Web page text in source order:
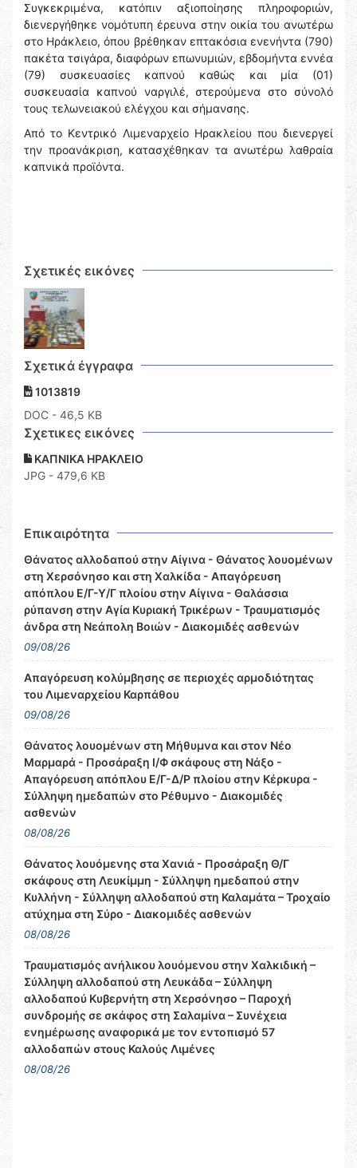
Συγκεκριμένα, κατόπιν αξιοποίησης πληροφοριών,
διενεργήθηκε νομότυπη έρευνα στην οικία του ανωτέρω
στο Ηράκλειο, όπου βρέθηκαν επτακόσια ενενήντα (790)
πακέτα τσιγάρα, διαφόρων επωνυμιών, εβδομήντα εννέα
(79) συσκευασίες καπνού καθώς και μία (01)
συσκευασία καπνού ναργιλέ, στερούμενα στο σύνολό
τους τελωνειακού ελέγχου και σήμανσης.
Από το Κεντρικό Λιμεναρχείο Ηρακλείου που διενεργεί
την προανάκριση, κατασχέθηκαν τα ανωτέρω λαθραία
καπνικά προϊόντα.
Σχετικές εικόνες
Σχετικά έγγραφα
1013819
DOC - 46,5 KB
Σχετικες εικόνες
ΚΑΠΝΙΚΑ ΗΡΑΚΛΕΙΟ
JPG - 479,6 KB
Επικαιρότητα
Θάνατος αλλοδαπού στην Αίγινα - Θάνατος λουομένων
στη Χερσόνησο και στη Χαλκίδα - Απαγόρευση
απόπλου Ε/Γ-Υ/Γ πλοίου στην Αίγινα - Θαλάσσια
ρύπανση στην Αγία Κυριακή Τρικέρων - Τραυματισμός
άνδρα στη Νεάπολη Βοιών - Διακομιδές ασθενών
09/08/26
Απαγόρευση κολύμβησης σε περιοχές αρμοδιότητας
του Λιμεναρχείου Καρπάθου
09/08/26
Θάνατος λουομένων στη Μήθυμνα και στον Νέο
Μαρμαρά - Προσάραξη Ι/Φ σκάφους στη Νάξο -
Απαγόρευση απόπλου Ε/Γ-Δ/Ρ πλοίου στην Κέρκυρα -
Σύλληψη ημεδαπών στο Ρέθυμνο - Διακομιδές
ασθενών
08/08/26
Θάνατος λουόμενης στα Χανιά - Προσάραξη Θ/Γ
σκάφους στη Λευκίμμη - Σύλληψη ημεδαπού στην
Κυλλήνη - Σύλληψη αλλοδαπού στη Καλαμάτα – Τροχαίο
ατύχημα στη Σύρο - Διακομιδές ασθενών
08/08/26
Τραυματισμός ανήλικου λουόμενου στην Χαλκιδική –
Σύλληψη αλλοδαπού στη Λευκάδα – Σύλληψη
αλλοδαπού Κυβερνήτη στη Χερσόνησο – Παροχή
συνδρομής σε σκάφος στη Σαλαμίνα – Συνέχεια
ενημέρωσης αναφορικά με τον εντοπισμό 57
αλλοδαπών στους Καλούς Λιμένες
08/08/26